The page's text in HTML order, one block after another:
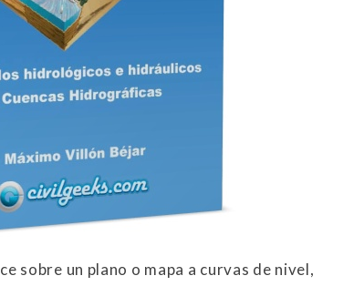
sobre un plano o mapa a curvas de nivel,